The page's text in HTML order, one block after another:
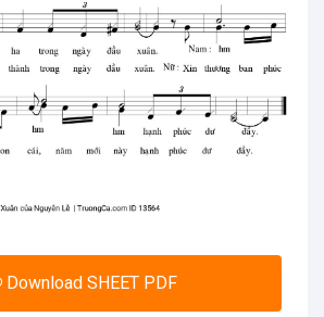
Download SHEET PDF